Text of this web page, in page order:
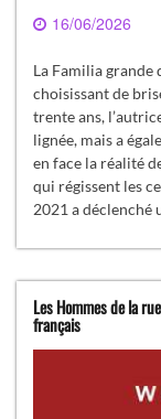
16/06/2026
La Familia grande
choisissant de
trente ans,
lignée, mais a
en face la réalité
qui régissent les
2021 a déclenché
Les Hommes de la
français